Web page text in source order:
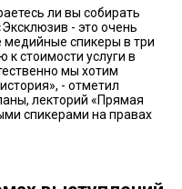
ли вы собирать
- это очень
медийные спикеры в три
стоимости услуги в
мы хотим
- отметил
лекторий «Прямая
спикерами на правах